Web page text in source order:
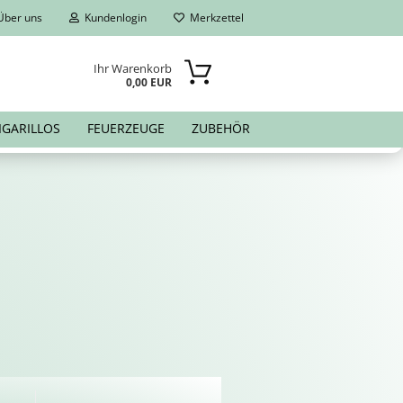
uns Kundenlogin Merkzettel
Ihr Warenkorb
0,00 EUR
FEUERZEUGE ZUBEHÖR